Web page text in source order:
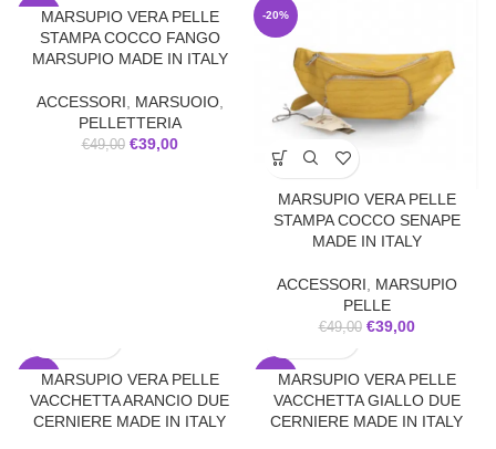
-20%MARSUPIO VERA PELLE
STAMPA COCCO FANGO
MARSUPIO MADE IN ITALY
ACCESSORI MARSUOIO,
PELLETTERIA
€49,00 €39,00
-20%
MARSUPIO VERA PELLE
STAMPA COCCO SENAPE
MADE IN ITALY
ACCESSORI
MARSUPIO
PELLE
€49,00 €39,00
-20%MARSUPIO VERA PELLE
VACCHETTA ARANCIO DUE
CERNIERE MADE IN ITALY
-20%MARSUPIO VERA PELLE
VACCHETTA GIALLO DUE
CERNIERE MADE IN ITALY